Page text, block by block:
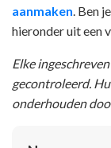
aanmaken. Ben
hieronder uit een
Elke
gecontroleerd.
onderhouden